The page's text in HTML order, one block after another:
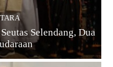
Selendang, Dua